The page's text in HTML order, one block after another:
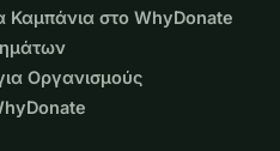
Καμπάνια στο WhyDonate
Οργανισμούς